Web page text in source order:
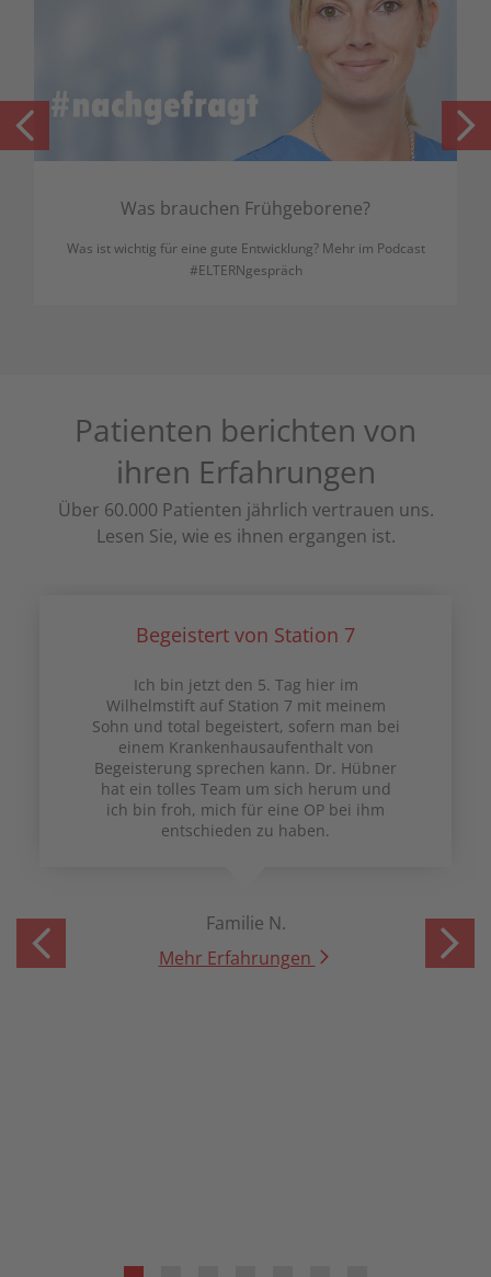
Was brauchen Frühgeborene?
Was ist wichtig für eine gute Entwicklung? Mehr im Podcast
#ELTERNgespräch
Patienten berichten von
ihren Erfahrungen
Über 60.000 Patienten jährlich vertrauen uns.
Lesen Sie, wie es ihnen ergangen ist.
Begeistert von Station 7
Ich bin jetzt den 5. Tag hier im
Wilhelmstift auf Station 7 mit meinem
Sohn und total begeistert, sofern man bei
einem Krankenhausaufenthalt von
Begeisterung sprechen kann. Dr. Hübner
hat ein tolles Team um sich herum und
ich bin froh, mich für eine OP bei ihm
entschieden zu haben.
Familie N.
Mehr Erfahrungen